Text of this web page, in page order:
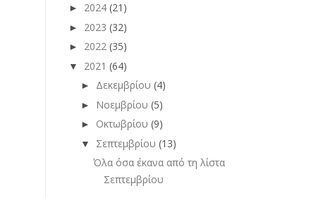
► 2024 (21)
► 2023 (32)
► 2022 (35)
▼ 2021 (64)
► Δεκεμβρίου (4)
► Νοεμβρίου (5)
► Οκτωβρίου (9)
▼ Σεπτεμβρίου (13)
Όλα όσα έκανα από τη λίστα
Σεπτεμβρίου